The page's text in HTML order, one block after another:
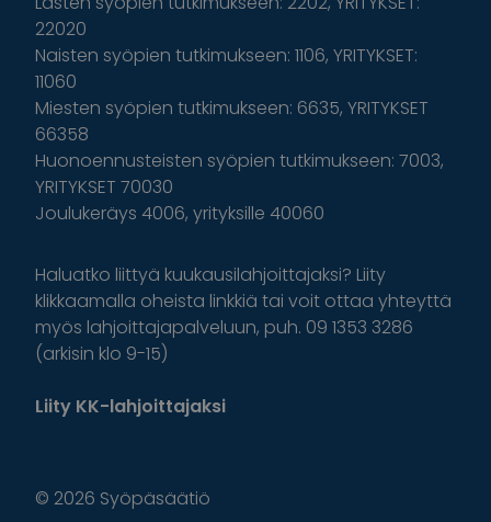
22020
Naisten syöpien tutkimukseen: 1106, YRITYKSET:
11060
Miesten syöpien tutkimukseen: 6635, YRITYKSET
66358
Huonoennusteisten syöpien tutkimukseen: 7003,
YRITYKSET 70030
Joulukeräys 4006, yrityksille 40060
Haluatko liittyä kuukausilahjoittajaksi? Liity
klikkaamalla oheista linkkiä tai voit ottaa yhteyttä
myös lahjoittajapalveluun, puh. 09 1353 3286
(arkisin klo 9-15)
Liity KK-lahjoittajaksi
© 2026 Syöpäsäätiö